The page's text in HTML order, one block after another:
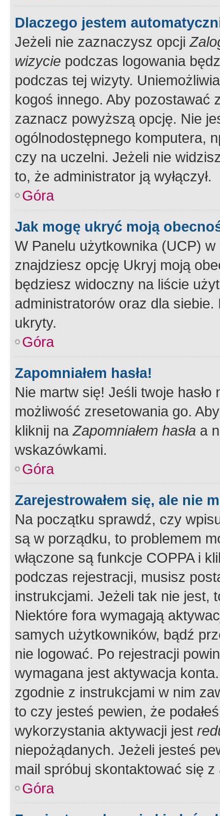
Dlaczego jestem
Jeżeli nie zaznaczysz opcji
wizycie podczas logowania
podczas tej wizyty.
kogoś innego. Aby pozostawać
zaznacz powyższą opcję. Nie
ogólnodostępnego komputera,
czy na uczelni. Jeżeli nie
to, że administrator ją wyłączył.
Góra
Jak mogę ukryć moją
W Panelu użytkownika (UCP) w
znajdziesz opcję Ukryj moją
będziesz widoczny na liście
administratorów oraz dla
ukryty.
Góra
Zapomniałem hasła!
Nie martw się! Jeśli twoje
możliwość zresetowania go.
kliknij naZapomniałem hasła a
wskazówkami.
Góra
Zarejestrowałem się, ale nie
Na początku sprawdź, czy
są w porządku, to problemem
włączone są funkcje COPPA i
podczas rejestracji, musisz
instrukcjami. Jeżeli tak nie jest,
Niektóre fora wymagają
samych użytkowników, bądź
nie logować. Po rejestracji
wymagana jest aktywacja
zgodnie z instrukcjami w nim
to czy jesteś pewien, że
wykorzystania aktywacji jest
niepożądanych. Jeżeli jesteś
mail spróbuj skontaktować się
Góra